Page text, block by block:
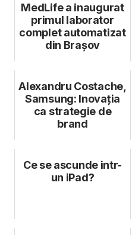
MedLife a inaugurat
primul laborator
complet automatizat
din Brașov
Alexandru Costache,
Samsung: Inovația
ca strategie de
brand
Ce se ascunde intr-
un iPad?